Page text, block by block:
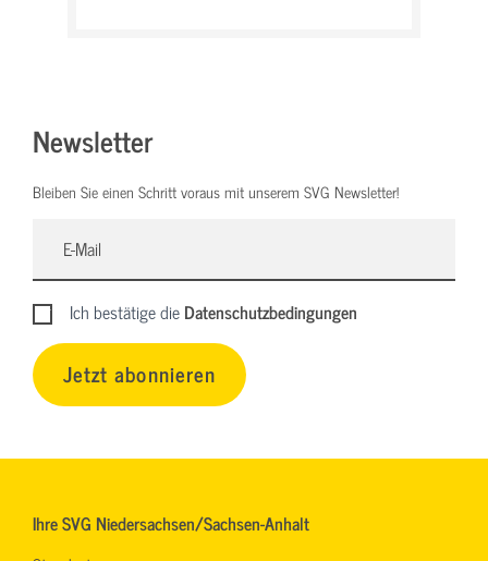
Newsletter
Bleiben Sie einen Schritt voraus mit unserem SVG Newsletter!
Ich bestätige dieDatenschutzbedingungen
Jetzt abonnieren
Ihre SVG Niedersachsen/Sachsen-Anhalt